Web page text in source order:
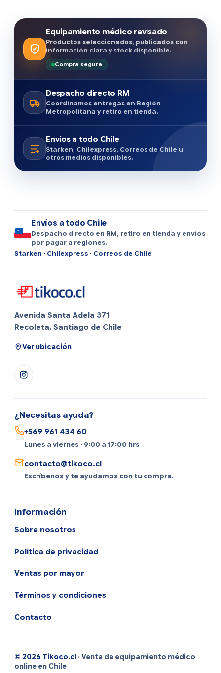
Equipamiento médico revisado
Productos seleccionados, publicados con
información clara y stock disponible.
Compra segura
Despacho directo RM
Coordinamos entregas en Región
Metropolitana y retiro en tienda.
Envíos a todo Chile
Starken, Chilexpress, Correos de Chile u
otros medios disponibles.
Envíos a todo Chile
Despacho directo en RM, retiro en tienda y envíos
por pagar a regiones.
Starken · Chilexpress · Correos de Chile
Avenida Santa Adela 371
Recoleta, Santiago de Chile
Ver ubicación
¿Necesitas ayuda?
+569 961 434 60
Lunes a viernes · 9:00 a 17:00 hrs
contacto@tikoco.cl
Escríbenos y te ayudamos con tu compra.
Información
Sobre nosotros
Política de privacidad
Ventas por mayor
Términos y condiciones
Contacto
© 2026 Tikoco.cl · Venta de equipamiento médico
online en Chile